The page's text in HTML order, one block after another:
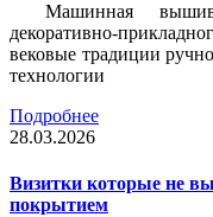
Машинная
декоративно-
вековые традиции
технологии
Подробнее
28.03.2026
Визитки которые не
покрытием